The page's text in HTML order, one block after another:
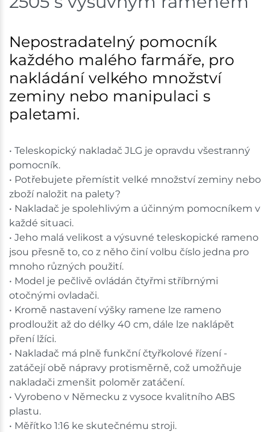
Skladem na prodejně - doručení do 7 dnů
Skladem na prodejně - doručení do 7 dnů
Skladové množství na prodejnách je pouze orientační.
Ceny na prodejnách se mohou lišit od cen na e-
shopu.
Nepostradatelný pomocník
každého malého farmáře, pro
nakládání velkého množství
zeminy nebo manipulaci s
paletami.
• Teleskopický nakladač JLG je opravdu všestranný
pomocník.
• Potřebujete přemístit velké množství zeminy nebo
zboží naložit na palety?
• Nakladač je spolehlivým a účinným pomocníkem v
každé situaci.
• Jeho malá velikost a výsuvné teleskopické rameno
jsou přesně to, co z něho činí volbu číslo jedna pro
mnoho různých použití.
• Model je pečlivě ovládán čtyřmi stříbrnými
otočnými ovladači.
• Kromě nastavení výšky ramene lze rameno
prodloužit až do délky 40 cm, dále lze naklápět
pření lžíci.
• Nakladač má plně funkční čtyřkolové řízení -
zatáčejí obě nápravy protisměrně, což umožňuje
nakladači zmenšit poloměr zatáčení.
• Vyrobeno v Německu z vysoce kvalitního ABS
plastu.
• Měřítko 1:16 ke skutečnému stroji.